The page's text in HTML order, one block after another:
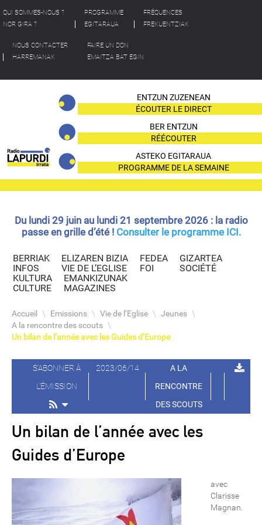
QUI SOMMES-NOUS ?
NOR GIRA ?
PROGRAMME
EGITARAUA
FRÉQUENCES
FREKUENTZIAK
NOUS CONTACTER
HARREMANAK
FAIRE UN DON
EMAITZA BAT EGIN
ENTZUN ZUZENEAN
ÉCOUTER LE DIRECT
BER ENTZUN
RÉÉCOUTER
ASTEKO EGITARAUA
PROGRAMME DE LA SEMAINE
Du lundi 29 juin au lundi 21 septembre 2026 : la radio
passe en grille d’été ! Consulter le programme ICI.
BERRIAK
INFOS
ELIZAREN BIZIA
VIE DE L’EGLISE
FEDEA
FOI
GIZARTEA
SOCIÉTÉ
KULTURA
CULTURE
EMANKIZUNAK
MAGAZINES
Accueil \ Emissions \ Vie de l’Eglise \ Jeunes \
A la rencontre des scouts \
Un bilan de l’année avec les Guides d’Europe
S'ABONNER À
L'ÉMISSION
2023/06/14
A LA
RENCONTRE
DES SCOUTS
Un bilan de l’année avec les
Guides d’Europe
avec
Clarisse
Magnan.